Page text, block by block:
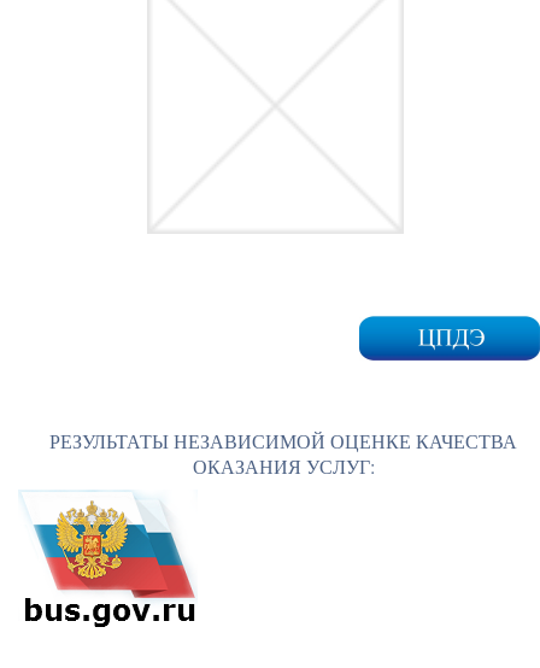
РЕЗУЛЬТАТЫ НЕЗАВИСИМОЙ ОЦЕНКЕ КАЧЕСТВА
ОКАЗАНИЯ УСЛУГ: